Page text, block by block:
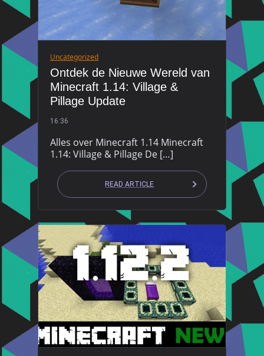
Uncategorized
Ontdek de Nieuwe Wereld van
Minecraft 1.14: Village &
Pillage Update
16:36
Alles over Minecraft 1.14 Minecraft
1.14: Village & Pillage De […]
READ ARTICLE